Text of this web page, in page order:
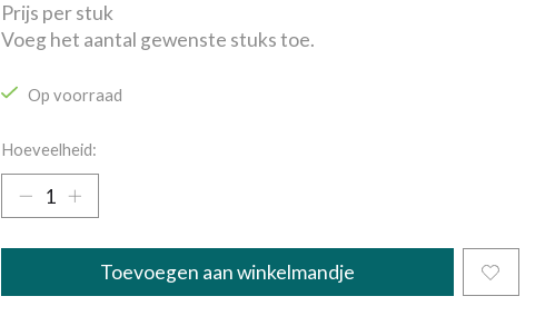
Prijs per stuk
Voeg het aantal gewenste stuks toe.
Op voorraad
Hoeveelheid:
Toevoegen aan winkelmandje